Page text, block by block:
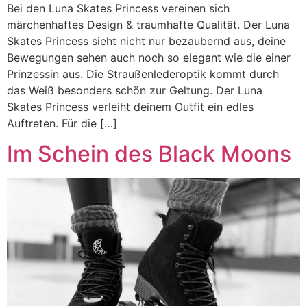
Bei den Luna Skates Princess vereinen sich
märchenhaftes Design & traumhafte Qualität. Der Luna
Skates Princess sieht nicht nur bezaubernd aus, deine
Bewegungen sehen auch noch so elegant wie die einer
Prinzessin aus. Die Straußenlederoptik kommt durch
das Weiß besonders schön zur Geltung. Der Luna
Skates Princess verleiht deinem Outfit ein edles
Auftreten. Für die […]
Im Schein des Black Moons